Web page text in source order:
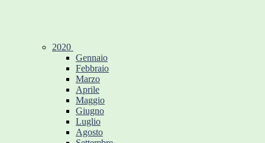
2020
Gennaio
Febbraio
Marzo
Aprile
Maggio
Giugno
Luglio
Agosto